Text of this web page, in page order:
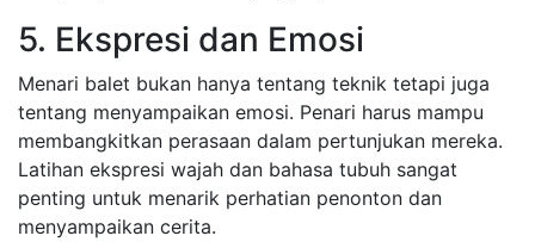
5. Ekspresi dan Emosi
Menari balet bukan hanya tentang teknik tetapi juga
tentang menyampaikan emosi. Penari harus mampu
membangkitkan perasaan dalam pertunjukan mereka.
Latihan ekspresi wajah dan bahasa tubuh sangat
penting untuk menarik perhatian penonton dan
menyampaikan cerita.